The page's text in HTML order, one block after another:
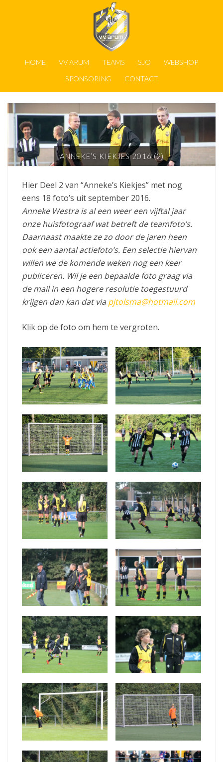
HOME VV ARUM TEAMS SJO
WEBSHOP
SPONSORING
CONTACT
ANNEKE’S KIEKJES 2016 (2)
Hier Deel 2 van “Anneke’s Kiekjes” met nog
eens 18 foto’s uit september 2016.
Anneke Westra is al een weer een vijftal jaar
onze huisfotograaf wat betreft de teamfoto’s.
Daarnaast maakte ze zo door de jaren heen
ook een aantal actiefoto’s. Een selectie hiervan
willen we de komende weken nog een keer
publiceren. Wil je een bepaalde foto graag via
de mail in een hogere resolutie toegestuurd
krijgen dan kan dat via pjtolsma@hotmail.com
Klik op de foto om hem te vergroten.